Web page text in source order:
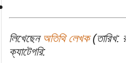
লিখেছেন অতিথি লেখক(তারিখ:
ক্যাটেগরি: